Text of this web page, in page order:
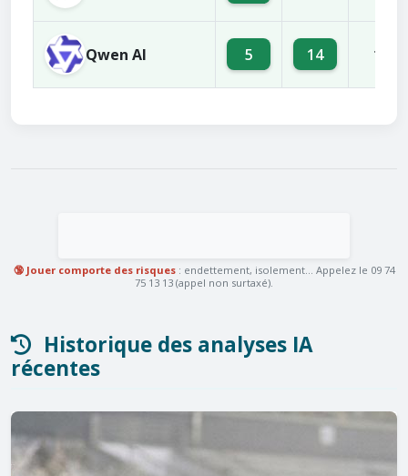
Qwen AI 5 14 10
🔞 Jouer comporte des risques: endettement, isolement... Appelez le 09 74
75 13 13 (appel non surtaxé).
Historique des analyses IA
récentes